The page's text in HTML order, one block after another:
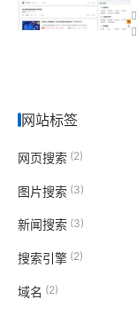
网站标签
网页搜索 (2)
图片搜索 (3)
新闻搜索 (3)
搜索引擎 (2)
域名 (2)